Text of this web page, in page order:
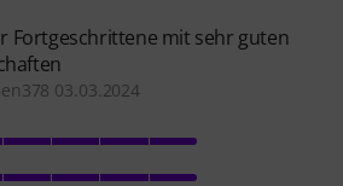
Fortgeschrittene mit sehr guten
03.03.2024